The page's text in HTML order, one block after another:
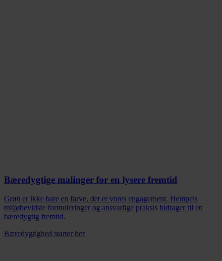
Bæredygtige malinger for en lysere fremtid
Grøn er ikke bare en farve, det er vores engagement. Hempels
miljøbevidste formuleringer og ansvarlige praksis bidrager til en
bæredygtig fremtid.
Bæredygtighed starter her